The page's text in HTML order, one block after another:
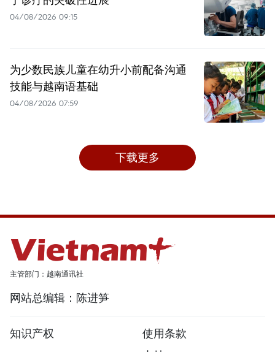
04/08/2026 09:15
为少数民族儿童在幼升小前配备沟通
技能与越南语基础
04/08/2026 07:59
下载更多
主管部门：越南通讯社
网站总编辑：陈进笋
知识产权
使用条款